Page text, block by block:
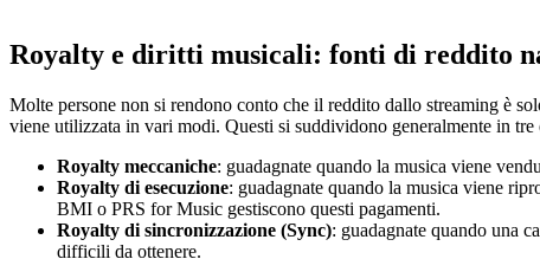
Royalty e diritti musicali: fonti di reddito
Molte persone non si rendono conto che il reddito dallo streaming è
viene utilizzata in vari modi. Questi si suddividono generalmente in
Royalty meccaniche: guadagnate quando la musica viene
Royalty di esecuzione: guadagnate quando la musica viene
BMI o PRS for Music gestiscono questi pagamenti.
Royalty di sincronizzazione (Sync): guadagnate quando una
difficili da ottenere.